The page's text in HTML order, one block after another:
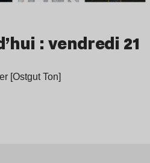
: vendredi 21
[Ostgut Ton]